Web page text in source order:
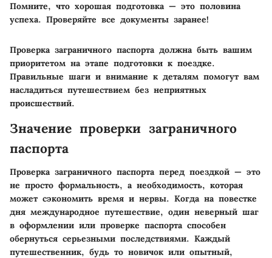
Помните, что хорошая подготовка — это половина
успеха. Проверяйте все документы заранее!
Проверка заграничного паспорта должна быть вашим
приоритетом на этапе подготовки к поездке.
Правильные шаги и внимание к деталям помогут вам
насладиться путешествием без неприятных
происшествий.
Значение проверки заграничного
паспорта
Проверка заграничного паспорта перед поездкой — это
не просто формальность, а необходимость, которая
может сэкономить время и нервы. Когда на повестке
дня международное путешествие, один неверный шаг
в оформлении или проверке паспорта способен
обернуться серьезными последствиями. Каждый
путешественник, будь то новичок или опытный,